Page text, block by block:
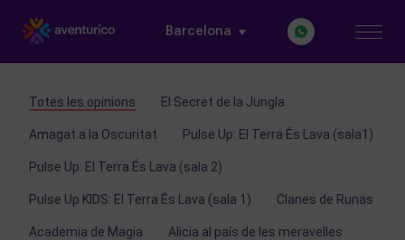
Barcelona
Totes les opinions El Secret de la Jungla
Amagat a la Oscuritat Pulse Up: El Terra És Lava (sala1)
Pulse Up: El Terra És Lava (sala 2)
Pulse Up KIDS: El Terra És Lava (sala 1) Clanes de Runas
Academia de Magia Alicia al país de les meravelles